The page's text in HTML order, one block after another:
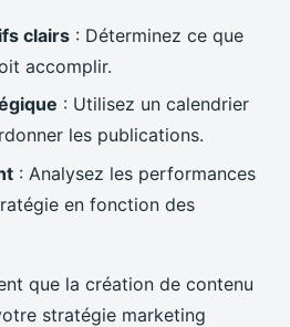
clairs : Déterminez ce que
accomplir.
: Utilisez un calendrier
les publications.
: Analysez les performances
en fonction des
que la création de contenu
stratégie marketing